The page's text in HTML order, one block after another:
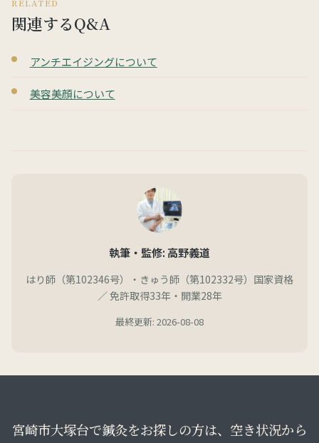
RELATED
関連するQ&A
アンチエイジングについて
美容美顔について
執筆・監修: 高野義道
はり師（第102346号）・きゅう師（第102332号）国家資格
／ 免許取得33年・開業28年
最終更新: 2026-08-08
宮崎市大塚台で鍼灸をお探しの方は、空き状況から